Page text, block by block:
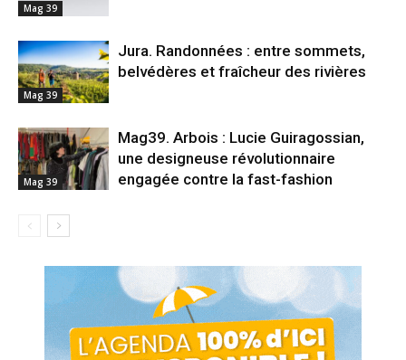
Mag 39
Mag 39
Jura. Randonnées : entre sommets,
belvédères et fraîcheur des rivières
Mag 39
Mag39. Arbois : Lucie Guiragossian,
une designeuse révolutionnaire
engagée contre la fast-fashion